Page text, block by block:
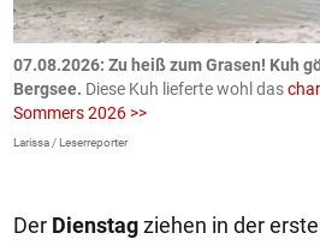
07.08.2026: Zu heiß zum Grasen! Kuh
Bergsee. Diese Kuh lieferte wohl das
Sommers 2026 >>
Larissa / Leserreporter
Der Dienstagziehen in der